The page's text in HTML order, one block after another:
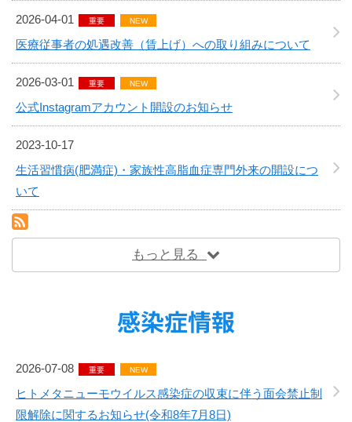
2026-04-01 重要 NEW
医療従事者の処遇改善（賃上げ）への取り組みについて
2026-03-01 重要 NEW
公式Instagramアカウント開設のお知らせ
2023-10-17
生活習慣病(肥満症)・家族性高脂血症専門外来の開設につ
いて
RSS(別ウィンドウで開きます)
もっと見る
感染症情報
2026-07-08 重要 NEW
ヒトメタニューモウイルス感染症の収束に伴う面会禁止制
限解除に関するお知らせ(令和8年7月8日)